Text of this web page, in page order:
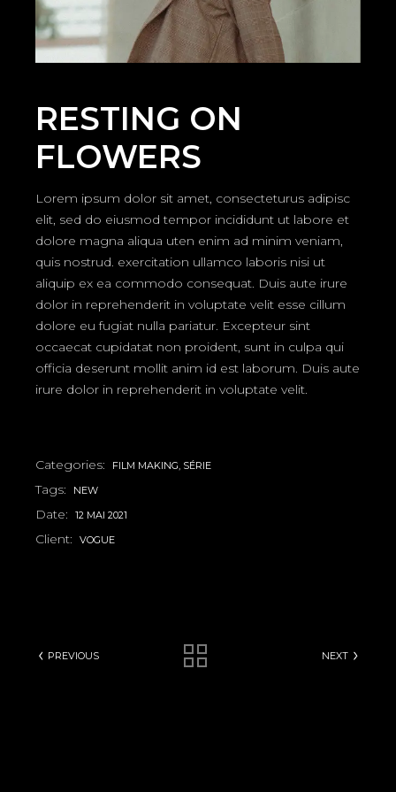
RESTING ON
FLOWERS
Lorem ipsum dolor sit amet, consecteturus adipisc
elit, sed do eiusmod tempor incididunt ut labore et
dolore magna aliqua uten enim ad minim veniam,
quis nostrud. exercitation ullamco laboris nisi ut
aliquip ex ea commodo consequat. Duis aute irure
dolor in reprehenderit in voluptate velit esse cillum
dolore eu fugiat nulla pariatur. Excepteur sint
occaecat cupidatat non proident, sunt in culpa qui
officia deserunt mollit anim id est laborum. Duis aute
irure dolor in reprehenderit in voluptate velit.
Categories: FILM MAKING SÉRIE
Tags: NEW
Date: 12 MAI 2021
Client: VOGUE
PREVIOUS NEXT